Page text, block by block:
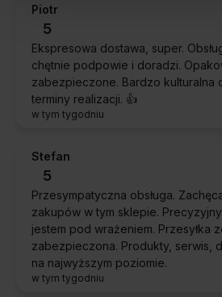
Piotr
5
Ekspresowa dostawa, super.
chętnie podpowie i doradzi.
zabezpieczone. Bardzo kulturalna
terminy realizacji. 👍️
w tym tygodniu
Stefan
5
Przesympatyczna obsługa.
zakupów w tym sklepie.
jestem pod wrażeniem. Przesyłka
zabezpieczona. Produkty, serwis,
na najwyższym poziomie.
w tym tygodniu